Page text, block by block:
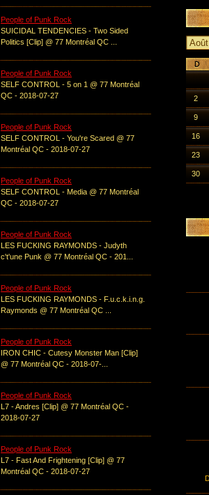
People of Punk Rock
SUICIDAL TENDENCIES - Two Sided
Politics [Clip] @ 77 Montréal QC ...
People of Punk Rock
SELF CONTROL - 5 on 1 @ 77 Montréal
QC - 2018-07-27
People of Punk Rock
SELF CONTROL - You're Scared @ 77
Montréal QC - 2018-07-27
People of Punk Rock
SELF CONTROL - Media @ 77 Montréal
QC - 2018-07-27
People of Punk Rock
LES FUCKING RAYMONDS - Judyth
c't'une Punk @ 77 Montréal QC - 201...
People of Punk Rock
LES FUCKING RAYMONDS - F.u.c.k.i.n.g.
Raymonds @ 77 Montréal QC ...
People of Punk Rock
IRON CHIC - Cutesy Monster Man [Clip]
@ 77 Montréal QC - 2018-07-...
People of Punk Rock
L7 - Andres [Clip] @ 77 Montréal QC -
2018-07-27
People of Punk Rock
L7 - Fast And Frightening [Clip] @ 77
Montréal QC - 2018-07-27
2
9
16
23
30